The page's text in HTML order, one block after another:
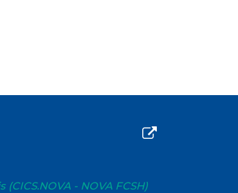
- NOVA FCSH)